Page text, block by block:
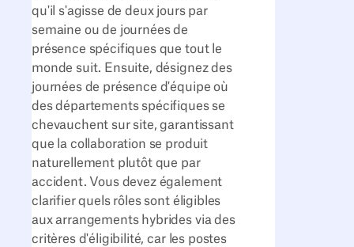
qu'il s'agisse de deux jours par
semaine ou de journées de
présence spécifiques que tout le
monde suit. Ensuite, désignez des
journées de présence d'équipe où
des départements spécifiques se
chevauchent sur site, garantissant
que la collaboration se produit
naturellement plutôt que par
accident. Vous devez également
clarifier quels rôles sont éligibles
aux arrangements hybrides via des
critères d'éligibilité, car les postes